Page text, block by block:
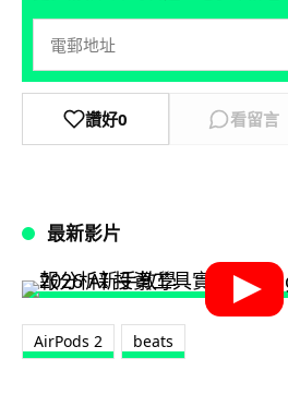
讚好0 看留言
最新影片
AirPods 2 beats